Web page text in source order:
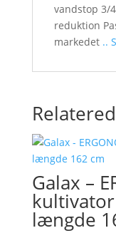
vandstop 3/
reduktion
markedet..
Galax –
længde